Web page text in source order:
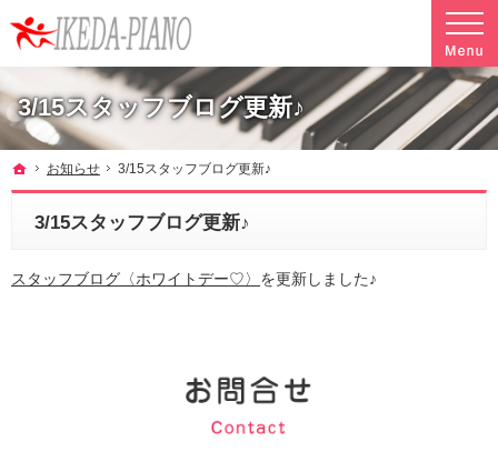
3/15スタッフブログ更新♪
調律やクリーニングも行っています。ピアノ引越し・運搬・配送なら料金も魅力の当社へ
ホーム
お知らせ 3/15スタッフブログ更新♪
3/15スタッフブログ更新♪
スタッフブログ〈ホワイトデー♡〉 を更新しました♪